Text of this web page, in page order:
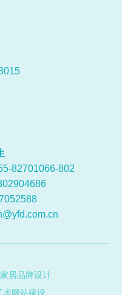
82701066-802
家居品牌设计
术网站建设